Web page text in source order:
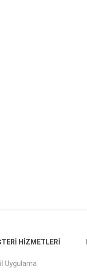
HIZMETLERI
Uygulama